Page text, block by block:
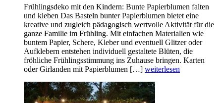
Frühlingsdeko mit den Kindern: Bunte Papierblumen falten
und kleben Das Basteln bunter Papierblumen bietet eine
kreative und zugleich pädagogisch wertvolle Aktivität für die
ganze Familie im Frühling. Mit einfachen Materialien wie
buntem Papier, Schere, Kleber und eventuell Glitzer oder
Aufklebern entstehen individuell gestaltete Blüten, die
fröhliche Frühlingsstimmung ins Zuhause bringen. Karten
oder Girlanden mit Papierblumen […] weiterlesen